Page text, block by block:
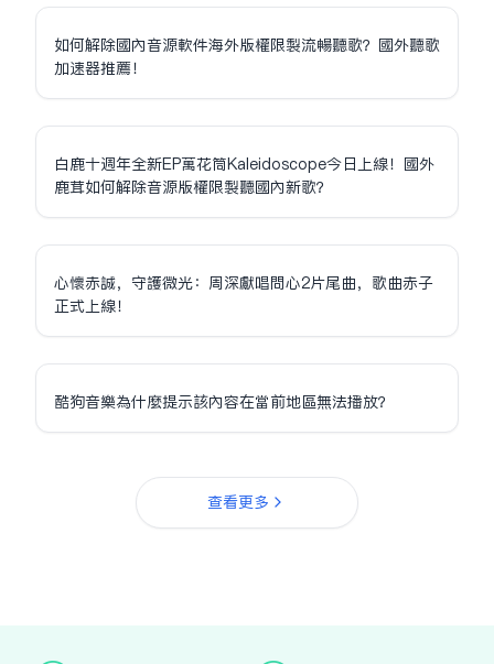
如何解除國內音源軟件海外版權限制流暢聽歌？國外聽歌
加速器推薦！
白鹿十週年全新EP萬花筒Kaleidoscope今日上線！國外
鹿茸如何解除音源版權限制聽國內新歌？
心懷赤誠，守護微光：周深獻唱問心2片尾曲，歌曲赤子
正式上線！
酷狗音樂為什麼提示該內容在當前地區無法播放？
查看更多